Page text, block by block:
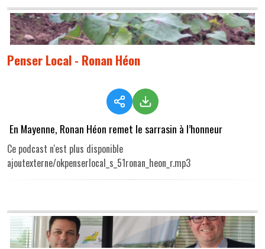
Penser Local - Ronan Héon
En Mayenne, Ronan Héon remet le sarrasin à l’honneur
Ce podcast n'est plus disponible
ajoutexterne/okpenserlocal_s_51ronan_heon_r.mp3